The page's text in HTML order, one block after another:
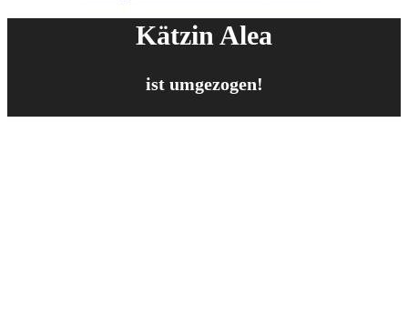
Kätzin Alea
ist umgezogen!